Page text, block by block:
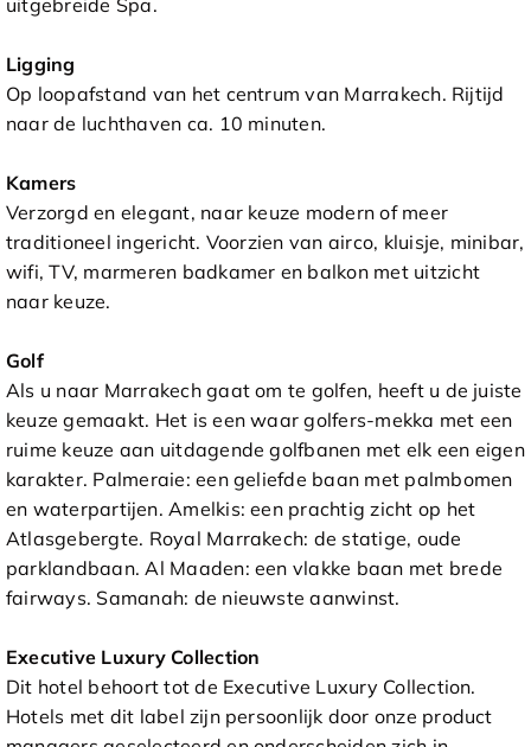
uitgebreide Spa.
Ligging
Op loopafstand van het centrum van Marrakech. Rijtijd
naar de luchthaven ca. 10 minuten.
Kamers
Verzorgd en elegant, naar keuze modern of meer
traditioneel ingericht. Voorzien van airco, kluisje, minibar,
wifi, TV, marmeren badkamer en balkon met uitzicht
naar keuze.
Golf
Als u naar Marrakech gaat om te golfen, heeft u de juiste
keuze gemaakt. Het is een waar golfers-mekka met een
ruime keuze aan uitdagende golfbanen met elk een eigen
karakter. Palmeraie: een geliefde baan met palmbomen
en waterpartijen. Amelkis: een prachtig zicht op het
Atlasgebergte. Royal Marrakech: de statige, oude
parklandbaan. Al Maaden: een vlakke baan met brede
fairways. Samanah: de nieuwste aanwinst.
Executive Luxury Collection
Dit hotel behoort tot de Executive Luxury Collection.
Hotels met dit label zijn persoonlijk door onze product